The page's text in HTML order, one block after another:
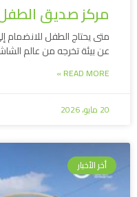
مركز صديق
متى يحتاج الطفل للانضمام
عن بيئة تخرجه من عالم
READ MORE »
20 مايو، 2026
أخر الأخبار